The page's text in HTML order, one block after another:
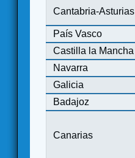
Cantabria-Asturias
País Vasco
Castilla la Mancha
Navarra
Galicia
Badajoz
Canarias